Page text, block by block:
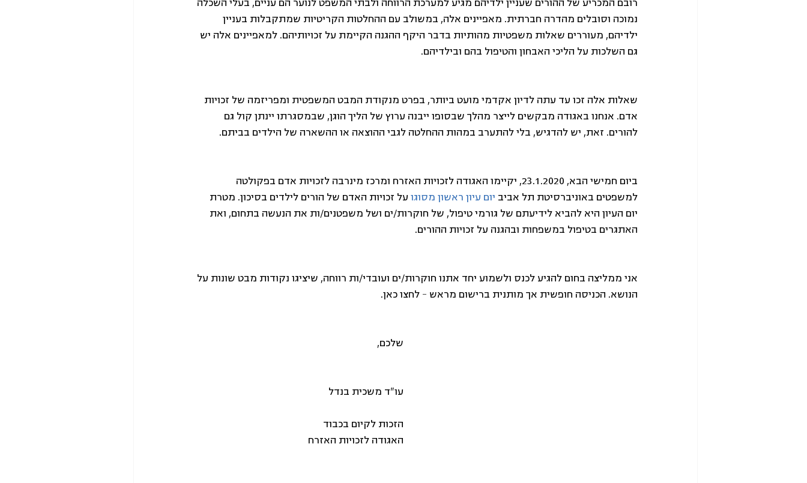
רובם המכריע של ההורים שעניין ילדיהם מגיע למערכת הרווחה ולבתי המשפט לנוער הם עניים, בעלי השכלה
נמוכה וסובלים מהדרה חברתית. מאפיינים אלה, במשולב עם ההחלטות הקריטיות שמתקבלות בעניין
ילדיהם, מעוררים שאלות משפטיות מהותיות בדבר היקף ההגנה הקיימת על זכויותיהם. למאפיינים אלה יש
גם השלכות על הליכי האבחון והטיפול בהם ובילדיהם.
שאלות אלה זכו עד עתה לדיון אקדמי מועט ביותר, בפרט מנקודת המבט המשפטית ומפריזמה של זכויות
אדם. אנחנו באגודה מבקשים לייצר מהלך שבסופו ייבנה ערוץ של הליך הוגן, שבמסגרתו יינתן קול גם
להורים. זאת, יש להדגיש, בלי להתערב במהות ההחלטה לגבי ההוצאה או ההשארה של הילדים בביתם.
ביום חמישי הבא, 23.1.2020, יקיימו האגודה לזכויות האזרח ומרכז מינרבה לזכויות אדם בפקולטה
למשפטים באוניברסיטת תל אביב יום עיון ראשון מסוגו על זכויות האדם של הורים לילדים בסיכון. מטרת
יום העיון היא להביא לידיעתם של גורמי טיפול, של חוקרות/ים ושל משפטנים/ות את הנעשה בתחום, ואת
האתגרים בטיפול במשפחות ובהגנה על זכויות ההורים.
אני ממליצה בחום להגיע לכנס ולשמוע יחד אתנו חוקרות/ים ועובדי/ות רווחה, שיציגו נקודות מבט שונות על
הנושא. הכניסה חופשית אך מותנית ברישום מראש – לחצו כאן.
שלכם,
עו"ד משכית בנדל
הזכות לקיום בכבוד
האגודה לזכויות האזרח